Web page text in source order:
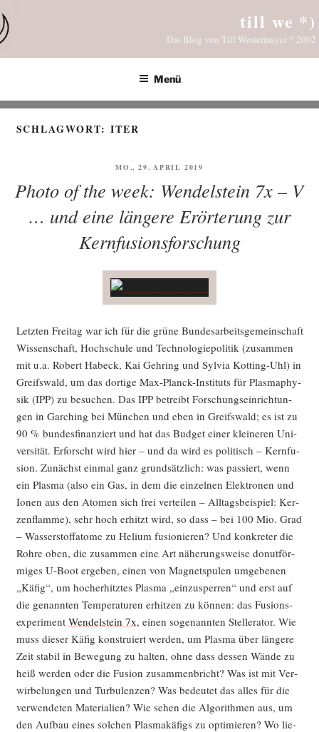
Inhalt
springen
till we *)
Das Blog von Till Westermayer * 2002
Menü
SCHLAGWORT:ITER
VERÖFFENTLICHT
MO., 29. APRIL 2019
Photo of the week: Wendelstein 7x – V
… und eine längere Erörterung zur
Kernfusionsforschung
Letz­ten Frei­tag war ich für die grü­ne Bun­des­ar­beits­ge­mein­schaft
Wis­sen­schaft, Hoch­schu­le und Tech­no­lo­gie­po­li­tik (zusam­men
mit u.a. Robert Habeck, Kai Geh­ring und Syl­via Kot­ting-Uhl) in
Greifs­wald, um das dor­ti­ge Max-Planck-Insti­tuts für Plas­ma­phy­
sik (IPP) zu besu­chen. Das IPP betreibt For­schungs­ein­rich­tun­
gen in Gar­ching bei Mün­chen und eben in Greifs­wald; es ist zu
90 % bun­des­fi­nan­ziert und hat das Bud­get einer klei­ne­ren Uni­
ver­si­tät. Erforscht wird hier – und da wird es poli­tisch – Kern­fu­
si­on. Zunächst ein­mal ganz grund­sätz­lich: was pas­siert, wenn
ein Plas­ma (also ein Gas, in dem die ein­zel­nen Elek­tro­nen und
Ionen aus den Ato­men sich frei ver­tei­len – All­tags­bei­spiel: Ker­
zen­flam­me), sehr hoch erhitzt wird, so dass – bei 100 Mio. Grad
– Was­ser­stoff­ato­me zu Heli­um fusio­nie­ren? Und kon­kre­ter die
Roh­re oben, die zusam­men eine Art nähe­rungs­wei­se donut­för­
mi­ges U‑Boot erge­ben, einen von Magnet­spu­len umge­be­nen
„Käfig“, um hoch­er­hitz­tes Plas­ma „ein­zu­sper­ren“ und erst auf
die genann­ten Tem­pe­ra­tu­ren erhit­zen zu kön­nen: das Fusi­ons­
expe­ri­ment Wen­del­stein 7x, einen soge­nann­ten Stel­ler­a­tor. Wie
muss die­ser Käfig kon­stru­iert wer­den, um Plas­ma über län­ge­re
Zeit sta­bil in Bewe­gung zu hal­ten, ohne dass des­sen Wän­de zu
heiß wer­den oder die Fusi­on zusam­men­bricht? Was ist mit Ver­
wir­be­lun­gen und Tur­bu­len­zen? Was bedeu­tet das alles für die
ver­wen­de­ten Mate­ria­li­en? Wie sehen die Algo­rith­men aus, um
den Auf­bau eines sol­chen Plas­ma­kä­figs zu opti­mie­ren? Wo lie­